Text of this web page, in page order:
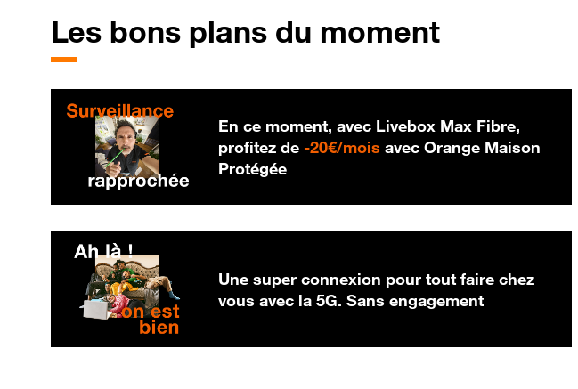
Les bons plans du moment
En ce moment, avec Livebox Max Fibre,
profitez de -20€/mois 20 € par mois
avec Orange Maison
Protégée
Une super connexion pour tout faire chez
vous avec la 5G. Sans engagement